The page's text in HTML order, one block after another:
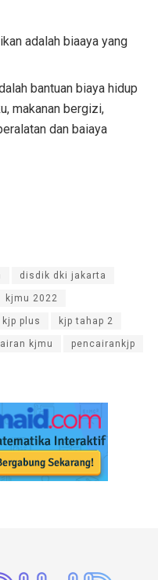
adalah biaaya yang
bantuan biaya hidup
makanan bergizi,
dan baiaya
disdik dki jakarta
kjmu 2022
kjp plus kjp tahap 2
kjmu pencairankjp